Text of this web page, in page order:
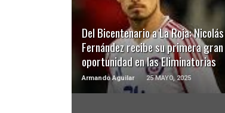
Del Bicentenario a La Roja: Nicolás
Fernández recibe su primera gran
oportunidad en las Eliminatorias
Armando Aguilar 25 MAYO, 2025
LEER MÁS